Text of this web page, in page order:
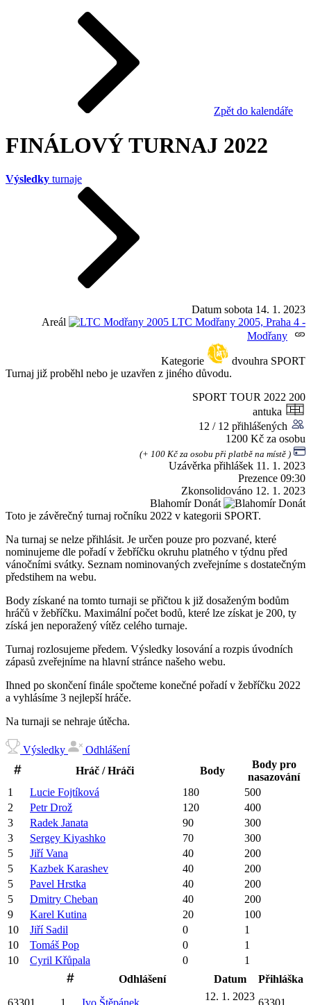
Zpět do kalendáře
FINÁLOVÝ TURNAJ 2022
Výsledky turnaje
Datum sobota 14. 1. 2023
Areál
LTC Modřany 2005, Praha 4 -
Modřany
Kategorie
dvouhra SPORT
Turnaj již proběhl nebo je uzavřen z jiného důvodu.
SPORT TOUR 2022 200
antuka
12 / 12 přihlášených
1200 Kč za osobu
(+ 100 Kč za osobu při platbě na místě )
Uzávěrka přihlášek 11. 1. 2023
Prezence 09:30
Zkonsolidováno 12. 1. 2023
Blahomír Donát
Toto je závěrečný turnaj ročníku 2022 v kategorii SPORT.
Na turnaj se nelze přihlásit. Je určen pouze pro pozvané, které
nominujeme dle pořadí v žebříčku okruhu platného v týdnu před
vánočními svátky. Seznam nominovaných zveřejníme s dostatečným
předstihem na webu.
Body získané na tomto turnaji se přičtou k již dosaženým bodům
hráčů v žebříčku. Maximální počet bodů, které lze získat je 200, ty
získá jen neporažený vítěz celého turnaje.
Turnaj rozlosujeme předem. Výsledky losování a rozpis úvodních
zápasů zveřejníme na hlavní stránce našeho webu.
Ihned po skončení finále spočteme konečné pořadí v žebříčku 2022
a vyhlásíme 3 nejlepší hráče.
Na turnaji se nehraje útěcha.
Výsledky
Odhlášení
Hráč / Hráči
Body
Body pro
nasazování
1
Lucie Fojtíková 180
500
2
Petr Drož 120
400
3
Radek Janata 90
300
3
Sergey Kiyashko 70
300
5
Jiří Vana 40
200
5
Kazbek Karashev 40
200
5
Pavel Hrstka 40
200
5
Dmitry Cheban 40
200
9
Karel Kutina 20
100
10
Jiří Sadil 0
1
10
Tomáš Pop 0
1
10
Cyril Křůpala 0
1
Odhlášení
Datum
Přihláška
12. 1. 2023